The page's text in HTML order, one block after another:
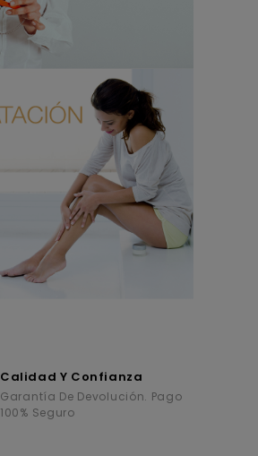
Calidad Y Confianza
Garantía De Devolución. Pago
100% Seguro